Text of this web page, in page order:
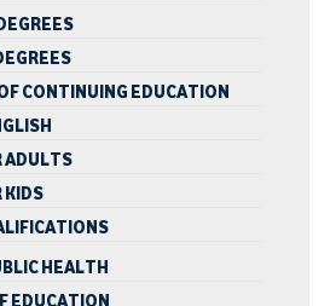
CONTINUING EDUCATION
ADULTS
KIDS
HEALTH